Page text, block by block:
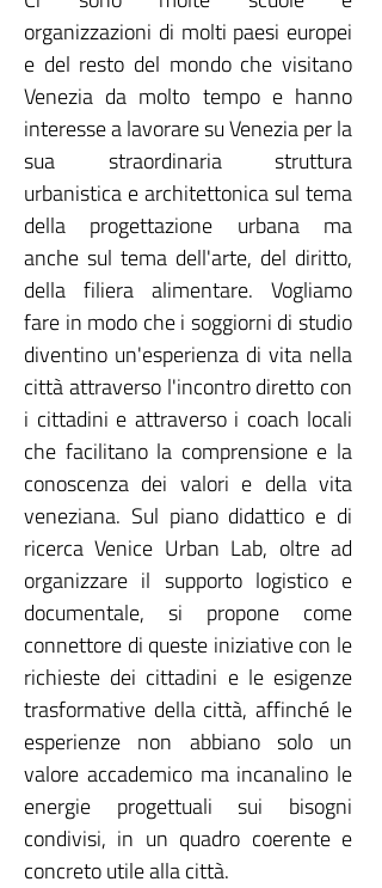
organizzazioni di molti paesi europei
e del resto del mondo che visitano
Venezia da molto tempo e hanno
interesse a lavorare su Venezia per la
sua straordinaria struttura
urbanistica e architettonica sul tema
della progettazione urbana ma
anche sul tema dell'arte, del diritto,
della filiera alimentare. Vogliamo
fare in modo che i soggiorni di studio
diventino un'esperienza di vita nella
città attraverso l'incontro diretto con
i cittadini e attraverso i coach locali
che facilitano la comprensione e la
conoscenza dei valori e della vita
veneziana. Sul piano didattico e di
ricerca Venice Urban Lab, oltre ad
organizzare il supporto logistico e
documentale, si propone come
connettore di queste iniziative con le
richieste dei cittadini e le esigenze
trasformative della città, affinché le
esperienze non abbiano solo un
valore accademico ma incanalino le
energie progettuali sui bisogni
condivisi, in un quadro coerente e
concreto utile alla città.